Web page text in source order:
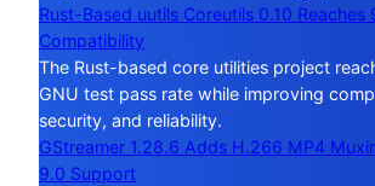
Rust-Based uutils Coreutils 0.10 Reaches
Compatibility
The Rust-based core utilities project
GNU test pass rate while improving
security, and reliability.
GStreamer 1.28.6 Adds H.266 MP4
9.0 Support